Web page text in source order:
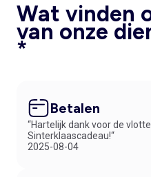
Wat vinden
van onze
*
Betalen
“Hartelijk dank voor de
Sinterklaascadeau!“
2025-08-04